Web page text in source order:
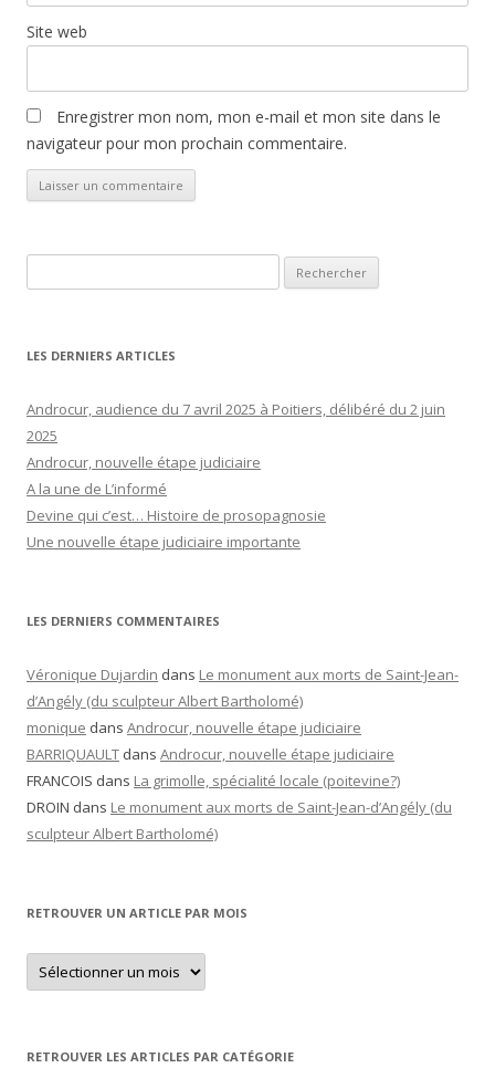
Site web
Enregistrer mon nom, mon e-mail et mon site dans le
navigateur pour mon prochain commentaire.
LES DERNIERS ARTICLES
Androcur, audience du 7 avril 2025 à Poitiers, délibéré du 2 juin
2025
Androcur, nouvelle étape judiciaire
A la une de L’informé
Devine qui c’est… Histoire de prosopagnosie
Une nouvelle étape judiciaire importante
LES DERNIERS COMMENTAIRES
Véronique Dujardin dans Le monument aux morts de Saint-Jean-
d’Angély (du sculpteur Albert Bartholomé)
monique dans Androcur, nouvelle étape judiciaire
BARRIQUAULT dans Androcur, nouvelle étape judiciaire
FRANCOIS dans La grimolle, spécialité locale (poitevine?)
DROIN dans Le monument aux morts de Saint-Jean-d’Angély (du
sculpteur Albert Bartholomé)
RETROUVER UN ARTICLE PAR MOIS
Retrouver
un
article
RETROUVER LES ARTICLES PAR CATÉGORIE